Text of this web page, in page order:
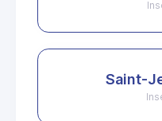
Saint-